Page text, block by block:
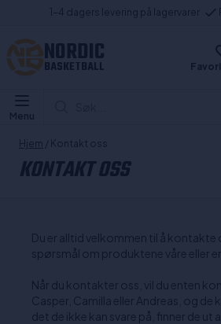
1-4 dagers levering på lagervarer
NORDIC
BASKETBALL
Menu
Hjem / Kontakt oss
KONTAKT OSS
Du er alltid velkommen til å kontakte
spørsmål om produktene våre eller
Når du kontakter oss, vil du enten
Casper, Camilla eller Andreas, og de
det de ikke kan svare på, finner de ut